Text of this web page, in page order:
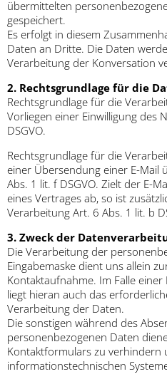
übermittelten
gespeichert.
Es erfolgt in diesem
Daten an Dritte. Die Daten
Verarbeitung der Konversation
2. Rechtsgrundlage für die
Rechtsgrundlage für die
Vorliegen einer Einwilligung des
DSGVO.
Rechtsgrundlage für die
einer Übersendung einer E-Mail
Abs. 1 lit. f DSGVO. Zielt der E-
eines Vertrages ab, so ist
Verarbeitung Art. 6 Abs. 1 lit. b
3. Zweck der
Die Verarbeitung der
Eingabemaske dient uns allein
Kontaktaufnahme. Im Falle
liegt hieran auch das
Verarbeitung der Daten.
Die sonstigen während des
personenbezogenen Daten
Kontaktformulars zu verhindern
informationstechnischen